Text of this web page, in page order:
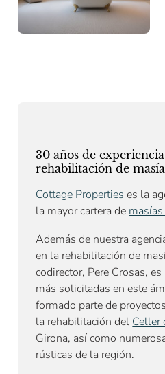
30 años de
rehabilitación de
Cottage Properties es la
la mayor cartera de
Además de nuestra
en la rehabilitación de
codirector, Pere Crosas,
más solicitadas en este
formado parte de
la rehabilitación del Celler
Girona, así como
rústicas de la región.